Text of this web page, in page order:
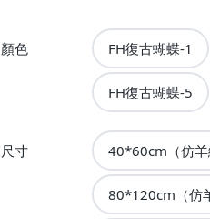
顏色 FH復古蝴蝶-1
FH復古蝴蝶-5
尺寸 40*60cm（仿羊
80*120cm（仿